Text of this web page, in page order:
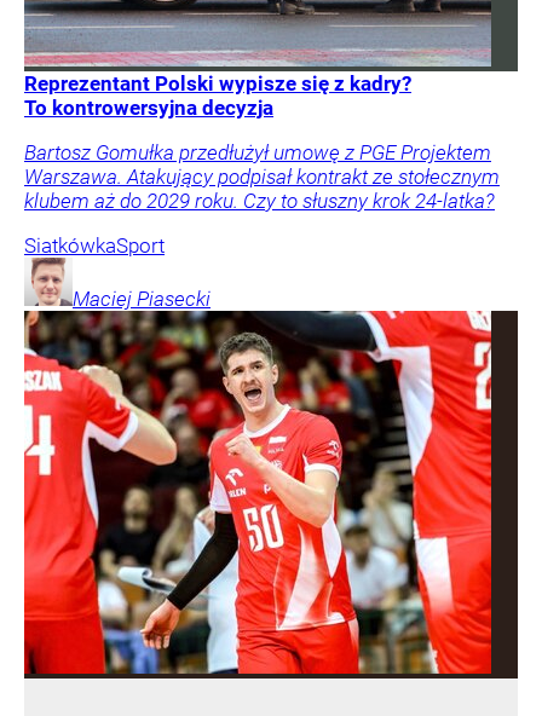
Reprezentant Polski wypisze się z kadry?
To kontrowersyjna decyzja
Bartosz Gomułka przedłużył umowę z PGE Projektem
Warszawa. Atakujący podpisał kontrakt ze stołecznym
klubem aż do 2029 roku. Czy to słuszny krok 24-latka?
SiatkówkaSport
Maciej Piasecki